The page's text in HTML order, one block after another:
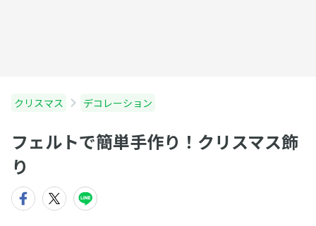
クリスマス デコレーション
フェルトで簡単手作り！クリスマス飾
り